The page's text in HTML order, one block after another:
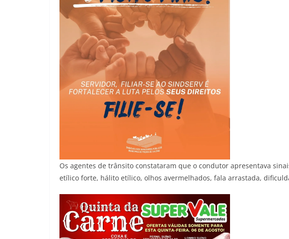
Os agentes de trânsito constataram que o condutor apresentava
etílico forte, hálito etílico, olhos avermelhados, fala arrastada,